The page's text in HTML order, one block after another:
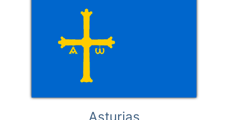
Asturias